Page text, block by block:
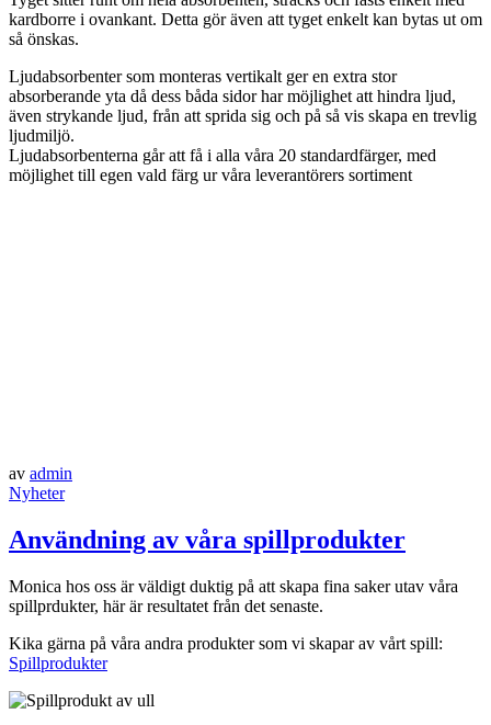
kardborre i ovankant. Detta gör även att tyget enkelt kan bytas ut om
så önskas.
Ljudabsorbenter som monteras vertikalt ger en extra stor
absorberande yta då dess båda sidor har möjlighet att hindra ljud,
även strykande ljud, från att sprida sig och på så vis skapa en trevlig
ljudmiljö.
Ljudabsorbenterna går att få i alla våra 20 standardfärger, med
möjlighet till egen vald färg ur våra leverantörers sortiment
av admin
Nyheter
Användning av våra spillprodukter
Monica hos oss är väldigt duktig på att skapa fina saker utav våra
spillprdukter, här är resultatet från det senaste.
Kika gärna på våra andra produkter som vi skapar av vårt spill:
Spillprodukter